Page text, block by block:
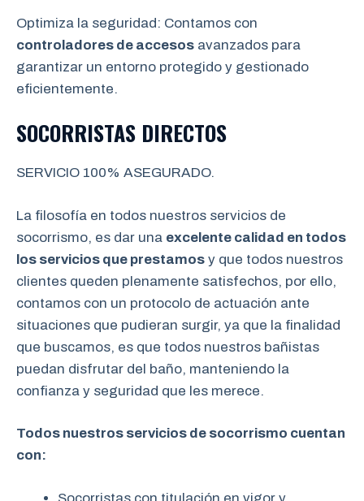
Optimiza la seguridad: Contamos con
controladores de accesos avanzados para
garantizar un entorno protegido y gestionado
eficientemente.
SOCORRISTAS DIRECTOS
SERVICIO 100% ASEGURADO.
La filosofía en todos nuestros servicios de
socorrismo, es dar una excelente calidad en todos
los servicios que prestamos y que todos nuestros
clientes queden plenamente satisfechos, por ello,
contamos con un protocolo de actuación ante
situaciones que pudieran surgir, ya que la finalidad
que buscamos, es que todos nuestros bañistas
puedan disfrutar del baño, manteniendo la
confianza y seguridad que les merece.
Todos nuestros servicios de socorrismo cuentan
con:
Socorristas con titulación en vigor y